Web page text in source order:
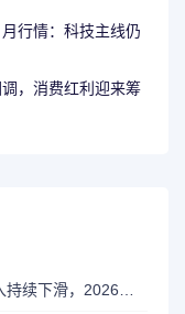
行情：科技主线仍
，消费红利迎来筹